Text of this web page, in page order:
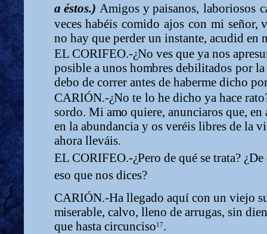
a éstos.) Amigos y paisanos, laboriosos
veces habéis comido ajos con mi señor,
no hay que perder un instante, acudid en
EL CORIFEO.-¿No ves que ya nos
posible a unos hombres debilitados por la
debo de correr antes de haberme dicho
CARIÓN.-¿No te lo he dicho ya hace ra
sordo. Mi amo quiere, anunciaros que, en
en la abundancia y os veréis libres de la
ahora lleváis.
EL CORIFEO.-¿Pero de qué se trata? ¿De
eso que nos dices?
CARIÓN.-Ha llegado aquí con un viejo
miserable, calvo, lleno de arrugas, sin
que hasta circunciso17.